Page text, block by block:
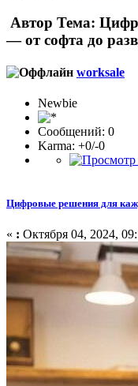
Автор Тема:
— от софта до
worksale
Newbie
Сообщений: 0
Karma: +0/-0
Цифровые решения для
« : Октября 04, 2024,